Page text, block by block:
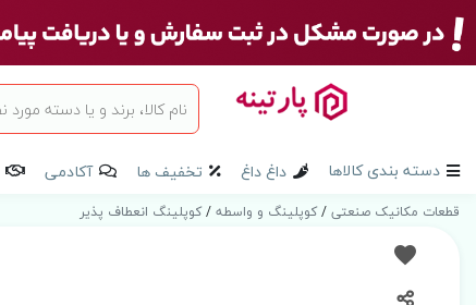
دسته بندی کالاها داغ داغ تخفیف ها آکادمی
قطعات مکانیک صنعتی/کوپلینگ و واسطه/کوپلینگ انعطاف پذیر